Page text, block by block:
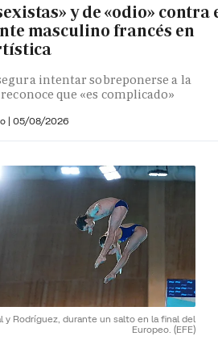
y de «odio» contra
masculino francés en
intentar sobreponerse a la
que «es complicado»
| 05/08/2026
y Rodríguez, durante un salto en la final del
Europeo. (EFE)